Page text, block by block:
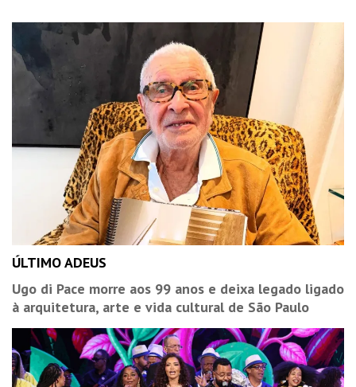
ÚLTIMO ADEUS
Ugo di Pace morre aos 99 anos e deixa legado ligado
à arquitetura, arte e vida cultural de São Paulo